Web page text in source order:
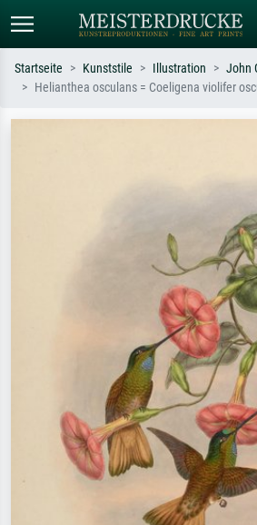
Startseite Kunststile Illustration
John
Helianthea osculans = Coeligena violifer